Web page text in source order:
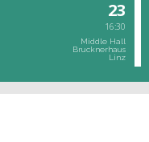
23
16:30
Middle Hall
Brucknerhaus
Linz